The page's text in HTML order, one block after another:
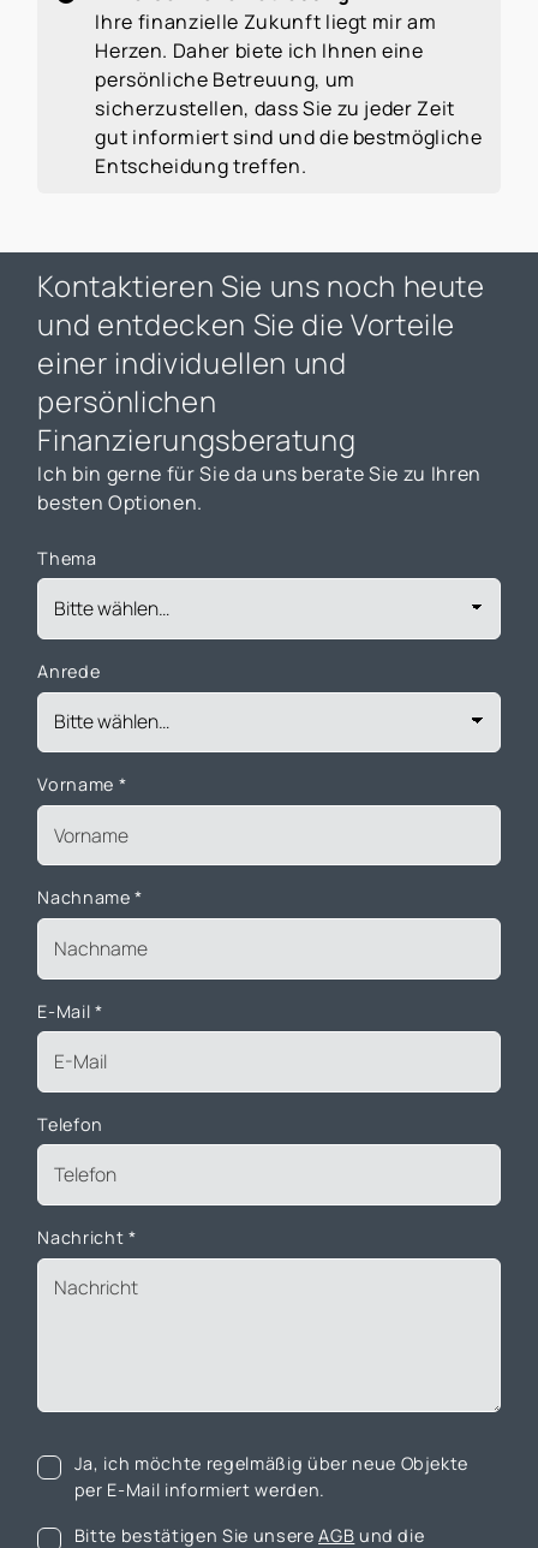
Ihre finanzielle Zukunft liegt mir am
Herzen. Daher biete ich Ihnen eine
persönliche Betreuung, um
sicherzustellen, dass Sie zu jeder Zeit
gut informiert sind und die bestmögliche
Entscheidung treffen.
Kontaktieren Sie uns noch heute
und entdecken Sie die Vorteile
einer individuellen und
persönlichen
Finanzierungsberatung
Ich bin gerne für Sie da uns berate Sie zu Ihren
besten Optionen.
Thema
Anrede
Vorname *
Nachname*
E-Mail *
Telefon
Nachricht *
Ja, ich möchte regelmäßig über neue Objekte
per E-Mail informiert werden.
Bitte bestätigen Sie unsereAGB und die